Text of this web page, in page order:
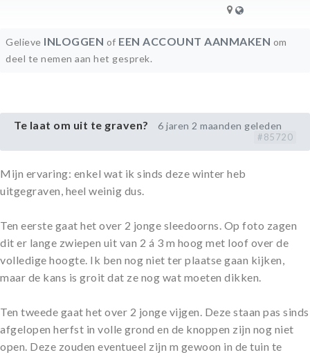
Gelieve INLOGGEN of EEN ACCOUNT AANMAKEN om
deel te nemen aan het gesprek.
Te laat om uit te graven? 6 jaren 2 maanden geleden
#85720
Mijn ervaring: enkel wat ik sinds deze winter heb
uitgegraven, heel weinig dus.
Ten eerste gaat het over 2 jonge sleedoorns. Op foto zagen
dit er lange zwiepen uit van 2 á 3 m hoog met loof over de
volledige hoogte. Ik ben nog niet ter plaatse gaan kijken,
maar de kans is groit dat ze nog wat moeten dikken.
Ten tweede gaat het over 2 jonge vijgen. Deze staan pas sinds
afgelopen herfst in volle grond en de knoppen zijn nog niet
open. Deze zouden eventueel zijn m gewoon in de tuin te